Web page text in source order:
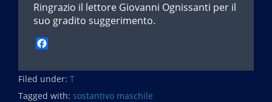
Ringrazio il lettore Giovanni Ognissanti per il
suo gradito suggerimento.
c
e
b
Filed under: T
Tagged with: sostantivo maschile